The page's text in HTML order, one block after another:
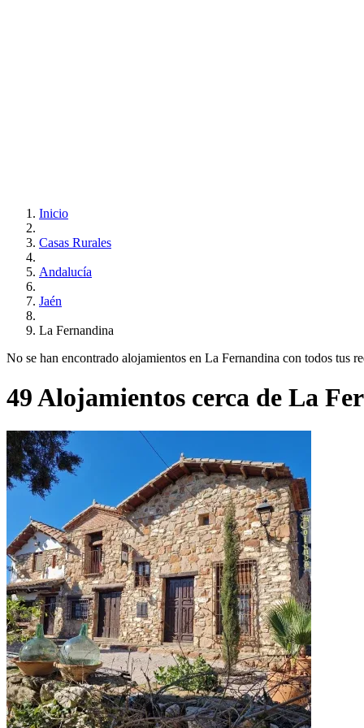
Inicio
Casas Rurales
Andalucía
Jaén
La Fernandina
No se han encontrado alojamientos en La Fernandina con todos tus
49 Alojamientos cerca de La